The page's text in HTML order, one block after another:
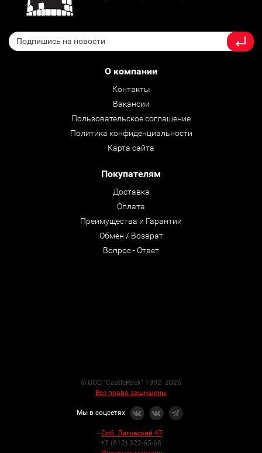
О компании
Контакты
Вакансии
Пользовательское соглашение
Политика конфиденциальности
Карта сайта
Покупателям
Доставка
Оплата
Преимущества и Гарантии
Обмен / Возврат
Вопрос - Ответ
© ООО "CastleRock" 1992- 2026
Все права защищены
Мы в соцсетях
- Спб. Лиговский 47:
+7 (812) 322-65-68